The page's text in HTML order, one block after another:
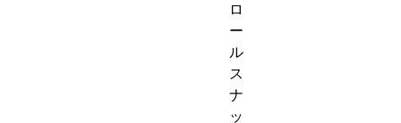
ロ
ー
ル
ス
ナ
ッ